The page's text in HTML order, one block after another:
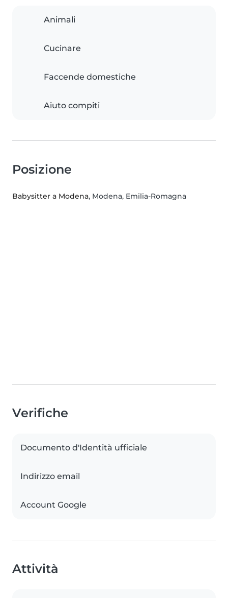
Animali
Cucinare
Faccende domestiche
Aiuto compiti
Posizione
Babysitter a Modena, Modena, Emilia-Romagna
Verifiche
Documento d'Identità ufficiale
Indirizzo email
Account Google
Attività